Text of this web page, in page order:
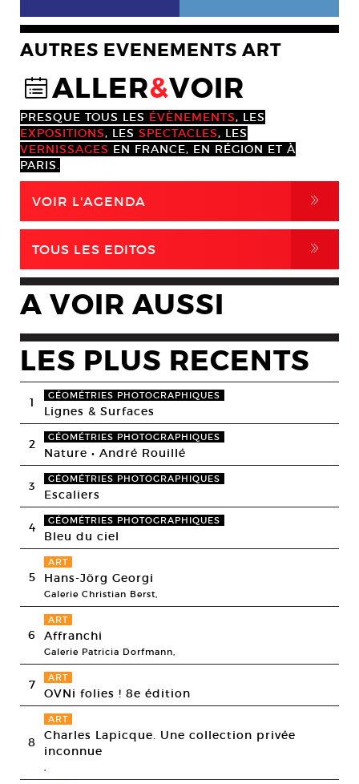
AUTRES EVENEMENTS ART
@ALLER&VOIR
PRESQUE TOUS LES ÉVÈNEMENTS, LES
EXPOSITIONS, LES SPECTACLES, LES
VERNISSAGES EN FRANCE, EN RÉGION ET À
PARIS.
VOIR L'AGENDA ,
TOUS LES EDITOS ,
A VOIR AUSSI
LES PLUS RECENTS
1 GÉOMÉTRIES PHOTOGRAPHIQUES
Lignes & Surfaces
2 GÉOMÉTRIES PHOTOGRAPHIQUES
Nature • André Rouillé
3 GÉOMÉTRIES PHOTOGRAPHIQUES
Escaliers
4 GÉOMÉTRIES PHOTOGRAPHIQUES
Bleu du ciel
5
ART
Hans-Jörg Georgi
Galerie Christian Berst,
6
ART
Affranchi
Galerie Patricia Dorfmann,
7 ART
OVNi folies ! 8e édition
8
ART
Charles Lapicque. Une collection privée
inconnue
,